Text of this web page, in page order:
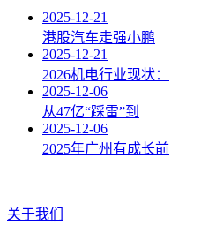
2025-12-21
港股汽车走强小鹏
2025-12-21
2026机电行业现状：
2025-12-06
从47亿“踩雷”到
2025-12-06
2025年广州有成长前
关于我们